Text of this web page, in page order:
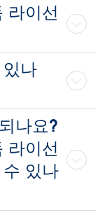
라이선
나
나요?
라이선
있나